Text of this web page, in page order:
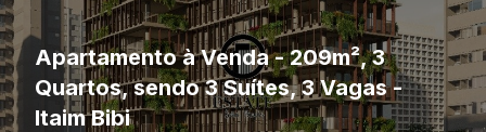
Apartamento à Venda - 209m², 3
Quartos, sendo 3 Suítes, 3 Vagas -
Itaim Bibi